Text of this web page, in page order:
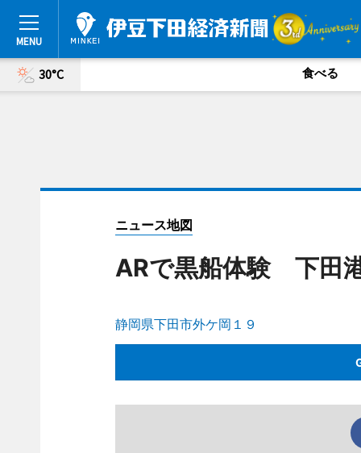
30°C 食べる
ニュース地図
ARで黒船体験 下田
静岡県下田市外ケ岡１９